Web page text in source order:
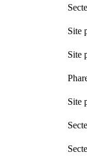
Site
Site
Site